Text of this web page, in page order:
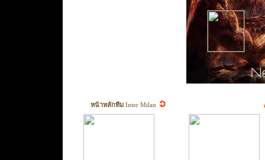
หน้าหลักทีม Inter Milan